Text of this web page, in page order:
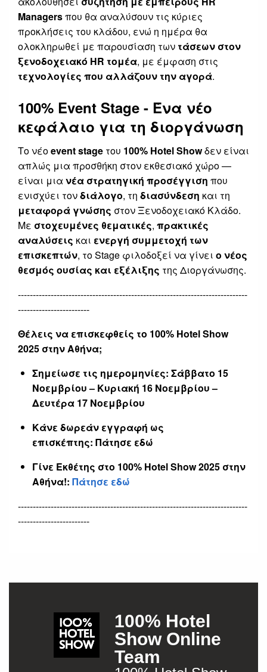
Managersπου θα αναλύσουν τις κύριες
προκλήσεις του κλάδου, ενώ η ημέρα θα
ολοκληρωθεί με παρουσίαση των τάσεων στον
ξενοδοχειακό HR τομέα, με έμφαση στις
τεχνολογίες που αλλάζουν την αγορά.
100% Event Stage - Ένα νέο
κεφάλαιο για τη διοργάνωση
Το νέοevent stage του 100% Hotel Showδεν είναι
απλώς μια προσθήκη στον εκθεσιακό χώρο —
είναι μια νέα στρατηγική προσέγγιση που
ενισχύει τονδιάλογο, τη διασύνδεση και τη
μεταφορά γνώσης στον Ξενοδοχειακό Κλάδο.
Με στοχευμένες θεματικές, πρακτικές
αναλύσεις και ενεργή συμμετοχή των
επισκεπτών, το Stage φιλοδοξεί να γίνει ο νέος
θεσμός ουσίας και εξέλιξης της Διοργάνωσης.
-----------------------------------------------------------------------------
------------------------
Θέλεις να επισκεφθείς το 100% Hotel Show
2025 στην Αθήνα;
Σημείωσε τις ημερομηνίες: Σάββατο 15
Νοεμβρίου – Κυριακή 16 Νοεμβρίου –
Δευτέρα 17 Νοεμβρίου
Κάνε δωρεάν εγγραφή ως
επισκέπτης: Πάτησε εδώ
Γίνε Εκθέτης στο 100% Hotel Show 2025 στην
Αθήνα!: Πάτησε εδώ
-----------------------------------------------------------------------------
------------------------
100% Hotel
Show Online
Team